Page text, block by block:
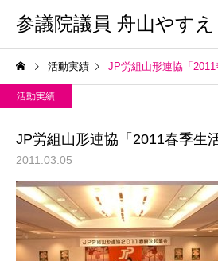
参議院議員 舟山やすえ
活動実績 JP労組山形連協「2011
活動実績
JP労組山形連協「2011春季生
2011.03.05